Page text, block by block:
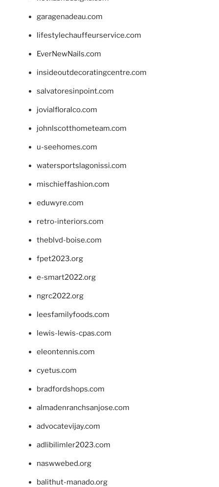
garagenadeau.com
lifestylechauffeurservice.com
EverNewNails.com
insideoutdecoratingcentre.com
salvatoresinpoint.com
jovialfloralco.com
johnlscotthometeam.com
u-seehomes.com
watersportslagonissi.com
mischieffashion.com
eduwyre.com
retro-interiors.com
theblvd-boise.com
fpet2023.org
e-smart2022.org
ngrc2022.org
leesfamilyfoods.com
lewis-lewis-cpas.com
eleontennis.com
cyetus.com
bradfordshops.com
almadenranchsanjose.com
advocatevijay.com
adlibilimler2023.com
naswwebed.org
balithut-manado.org